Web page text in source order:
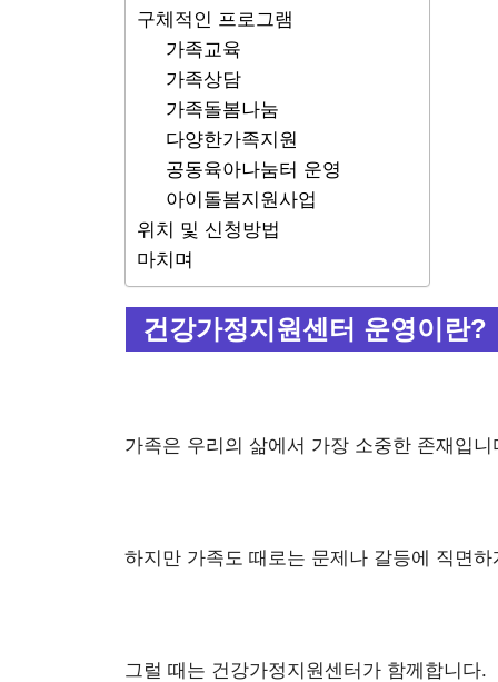
구체적인 프로그램
가족교육
가족상담
가족돌봄나눔
다양한가족지원
공동육아나눔터 운영
아이돌봄지원사업
위치 및 신청방법
마치며
건강가정지원센터 운영이란?
가족은 우리의 삶에서 가장 소중한 존재입니
하지만 가족도 때로는 문제나 갈등에 직면
그럴 때는 건강가정지원센터가 함께합니다.